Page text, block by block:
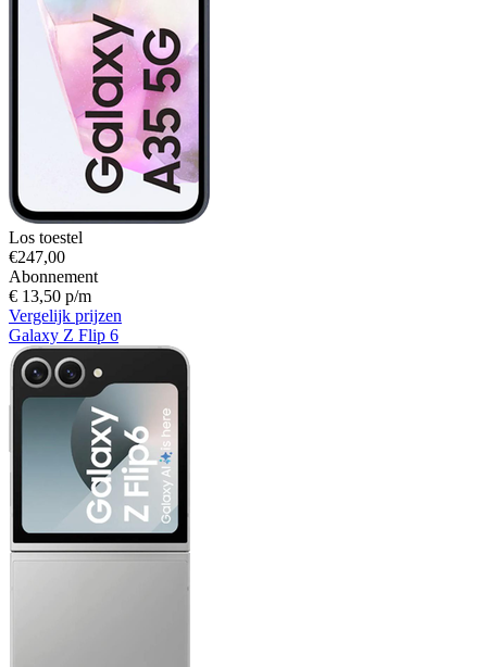
Los toestel
€247,00
Abonnement
€ 13,50 p/m
Vergelijk prijzen
Galaxy Z Flip 6